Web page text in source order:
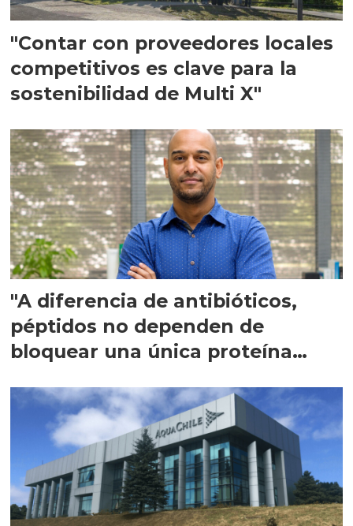
"Contar con proveedores locales
competitivos es clave para la
sostenibilidad de Multi X"
"A diferencia de antibióticos,
péptidos no dependen de
bloquear una única proteína